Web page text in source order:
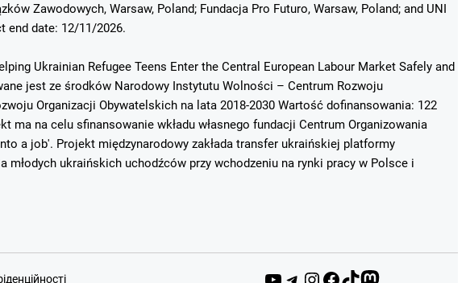
Zawodowych, Warsaw, Poland; Fundacja Pro Futuro, Warsaw, Poland; and UNI
end date: 12/11/2026.
Ukrainian Refugee Teens Enter the Central European Labour Market Safely and
jest ze środków Narodowy Instytutu Wolności – Centrum Rozwoju
Organizacji Obywatelskich na lata 2018-2030 Wartość dofinansowania: 122
ma na celu sfinansowanie wkładu własnego fundacji Centrum Organizowania
a job'. Projekt międzynarodowy zakłada transfer ukraińskiej platformy
ukraińskich uchodźców przy wchodzeniu na rynki pracy w Polsce i
YouTube
Telegram
Instagram
Facebook
TikTok
Mastodon